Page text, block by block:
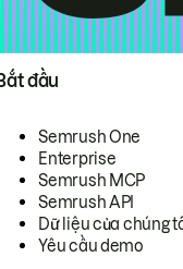
đầu
Semrush One
Enterprise
Semrush MCP
Semrush API
Dữ liệu của chúng
Yêu cầu demo